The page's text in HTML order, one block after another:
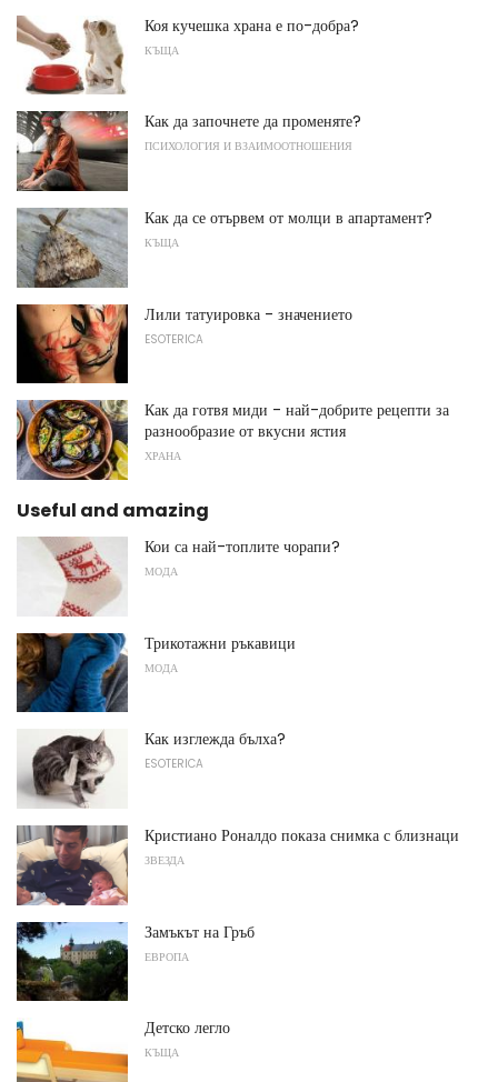
Коя кучешка храна е по-добра?
КЪЩА
Как да започнете да променяте?
ПСИХОЛОГИЯ И ВЗАИМООТНОШЕНИЯ
Как да се отървем от молци в апартамент?
КЪЩА
Лили татуировка - значението
ESOTERICA
Как да готвя миди - най-добрите рецепти за
разнообразие от вкусни ястия
ХРАНА
Useful and amazing
Кои са най-топлите чорапи?
МОДА
Трикотажни ръкавици
МОДА
Как изглежда бълха?
ESOTERICA
Кристиано Роналдо показа снимка с близнаци
ЗВЕЗДА
Замъкът на Гръб
ЕВРОПА
Детско легло
КЪЩА